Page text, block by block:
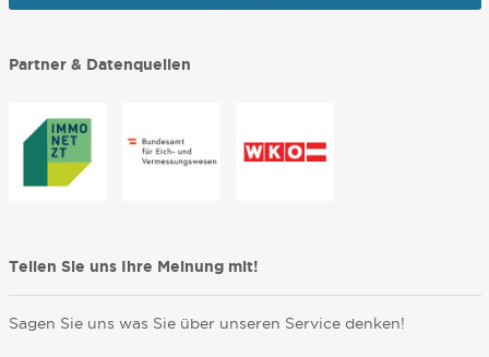
Partner & Datenquellen
Teilen Sie uns Ihre Meinung mit!
Sagen Sie uns was Sie über unseren Service denken!